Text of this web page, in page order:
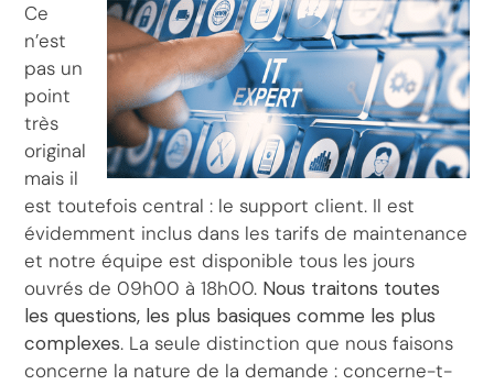
Ce
n’est
pas un
point
très
original
mais il
est toutefois central : le support client. Il est
évidemment inclus dans les tarifs de maintenance
et notre équipe est disponible tous les jours
ouvrés de 09h00 à 18h00. Nous traitons toutes
les questions, les plus basiques comme les plus
complexes. La seule distinction que nous faisons
concerne la nature de la demande : concerne-t-